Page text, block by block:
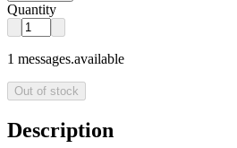
Quantity
1 messages.available
Out of stock
Description